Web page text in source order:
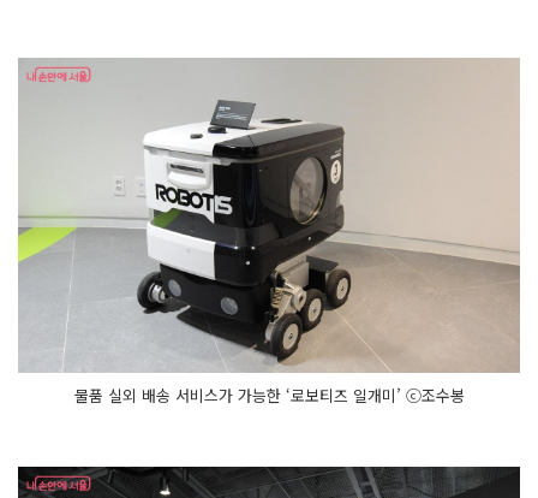
물품 실외 배송 서비스가 가능한 ‘로보티즈 일개미’ ⓒ조수봉